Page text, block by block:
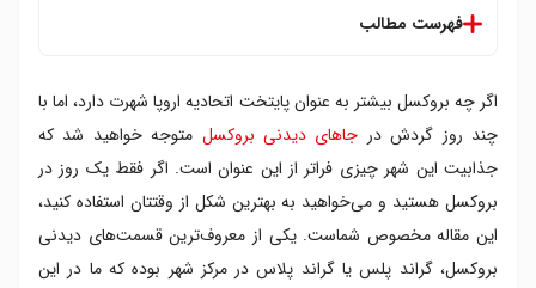
فهرست مطالب
۲. کشف هنر خیابانی شهر
۳. گردش در بین مجموعه وسیع کتاب ها و صفحه های
موسیقی
۴. شرکت در تورهای پیاده گردی
۶. امتحان کردن غذاهای بومی و بین المللی
اگر چه بروکسل بیشتر به عنوان پایتخت اتحادیه اروپا شهرت دارد، اما با
چند روز گردش در جاهای دیدنی بروکسل متوجه خواهید شد که
جذابیت این شهر چیزی فراتر از این عنوان است. اگر فقط یک روز در
بروکسل هستید و می‌خواهید به بهترین شکل از وقتتان استفاده کنید،
این مقاله مخصوص شماست. یکی از معروف‌ترین قسمت‌های دیدنی
بروکسل، گراند پلس یا گراند پلاس در مرکز شهر بوده که ما در این